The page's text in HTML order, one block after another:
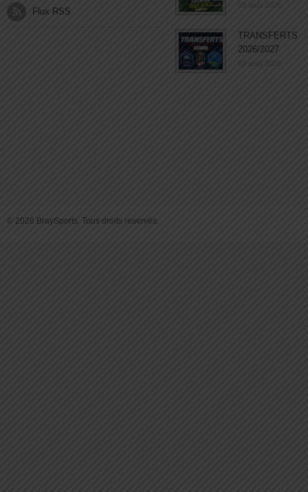
Flux RSS
03 août 2026
TRANSFERTS
2026/2027
03 août 2026
© 2026 BraySports. Tous droits reservés.